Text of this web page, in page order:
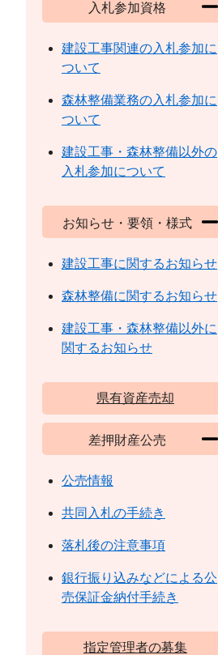
入札参加資格
建設工事関連の入札参加に
ついて
森林整備業務の入札参加に
ついて
建設工事・森林整備以外の
入札参加について
お知らせ・要領・様式
建設工事に関するお知らせ
森林整備に関するお知らせ
建設工事・森林整備以外に
関するお知らせ
県有資産売却
差押財産公売
公売情報
共同入札の手続き
落札後の注意事項
銀行振り込みなどによる公
売保証金納付手続き
指定管理者の募集